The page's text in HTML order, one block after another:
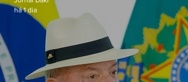
há 1 dia